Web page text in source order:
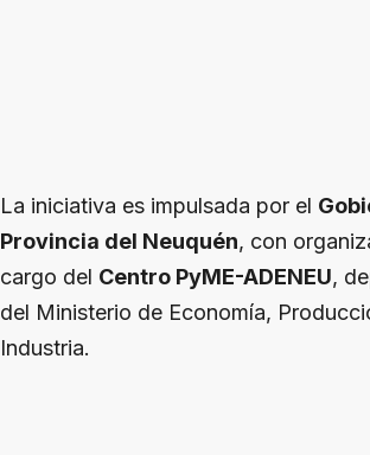
La iniciativa es impulsada por el
Provincia del Neuquén, con
cargo del Centro PyME-ADENEU,
del Ministerio de Economía,
Industria.